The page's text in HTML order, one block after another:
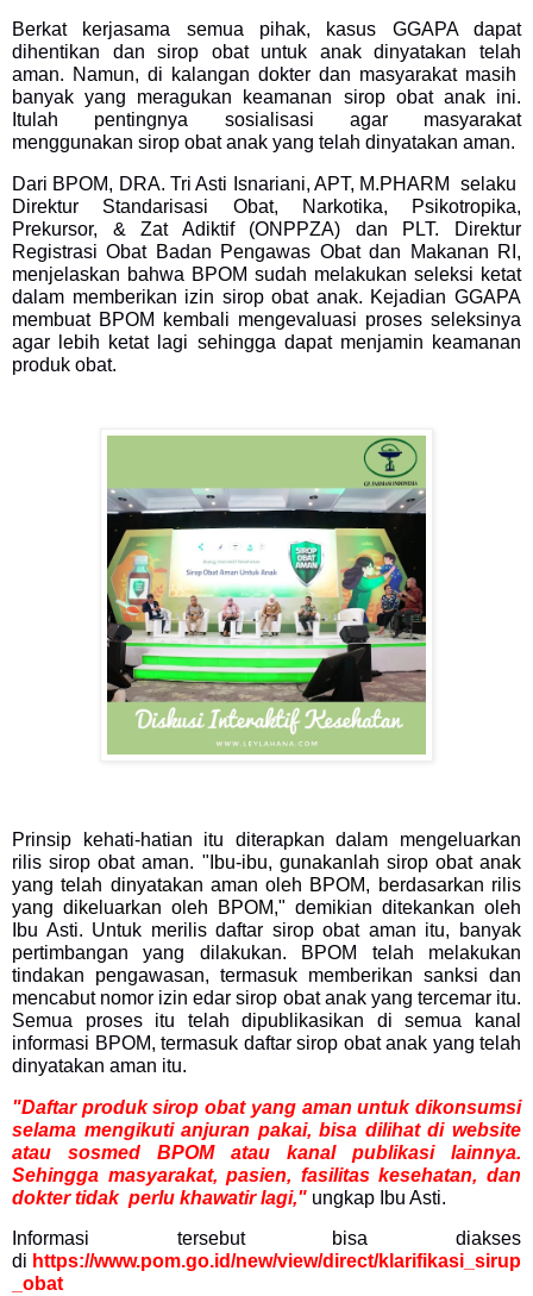
Berkat kerjasama semua pihak, kasus GGAPA dapat
dihentikan dan sirop obat untuk anak dinyatakan telah
aman. Namun, di kalangan dokter dan masyarakat masih
banyak yang meragukan keamanan sirop obat anak ini.
Itulah pentingnya sosialisasi agar masyarakat
menggunakan sirop obat anak yang telah dinyatakan aman.
Dari BPOM, DRA. Tri Asti Isnariani, APT, M.PHARM selaku
Direktur Standarisasi Obat, Narkotika, Psikotropika,
Prekursor, & Zat Adiktif (ONPPZA) dan PLT. Direktur
Registrasi Obat Badan Pengawas Obat dan Makanan RI,
menjelaskan bahwa BPOM sudah melakukan seleksi ketat
dalam memberikan izin sirop obat anak. Kejadian GGAPA
membuat BPOM kembali mengevaluasi proses seleksinya
agar lebih ketat lagi sehingga dapat menjamin keamanan
produk obat.
Prinsip kehati-hatian itu diterapkan dalam mengeluarkan
rilis sirop obat aman. "Ibu-ibu, gunakanlah sirop obat anak
yang telah dinyatakan aman oleh BPOM, berdasarkan rilis
yang dikeluarkan oleh BPOM," demikian ditekankan oleh
Ibu Asti. Untuk merilis daftar sirop obat aman itu, banyak
pertimbangan yang dilakukan. BPOM telah melakukan
tindakan pengawasan, termasuk memberikan sanksi dan
mencabut nomor izin edar sirop obat anak yang tercemar itu.
Semua proses itu telah dipublikasikan di semua kanal
informasi BPOM, termasuk daftar sirop obat anak yang telah
dinyatakan aman itu.
"Daftar produk sirop obat yang aman untuk dikonsumsi
selama mengikuti anjuran pakai, bisa dilihat di website
atau sosmed BPOM atau kanal publikasi lainnya.
Sehingga masyarakat, pasien, fasilitas kesehatan, dan
dokter tidak perlu khawatir lagi," ungkap Ibu Asti.
Informasi tersebut bisa diakses
di https://www.pom.go.id/new/view/direct/klarifikasi_sirup
_obat